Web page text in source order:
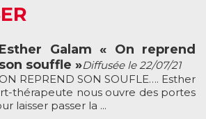
Esther Galam « On reprend
son souffle »Diffusée le 22/07/21
ON REPREND SON SOUFLE…. Esther
thérapeute nous ouvre des portes
laisser passer la ...